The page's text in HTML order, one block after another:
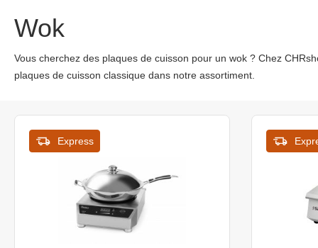
Wok
Vous cherchez des plaques de cuisson pour un wok ? Chez
plaques de cuisson classique dans notre assortiment.
Express